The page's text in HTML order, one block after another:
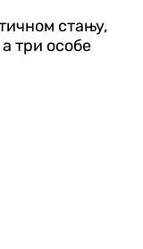
стању,
три особе